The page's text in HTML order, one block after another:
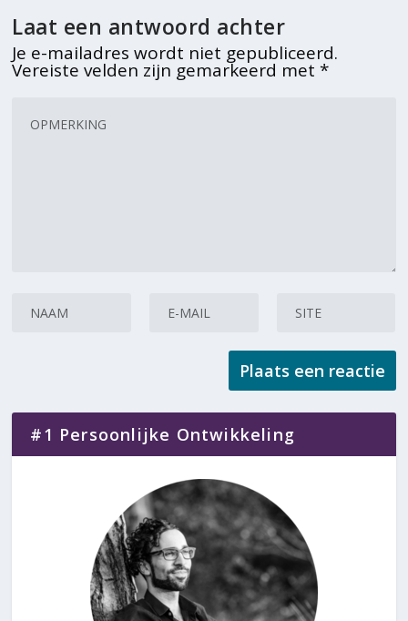
Laat een antwoord achter
Je e-mailadres wordt niet gepubliceerd.
Vereiste velden zijn gemarkeerd met *
#1 Persoonlijke Ontwikkeling